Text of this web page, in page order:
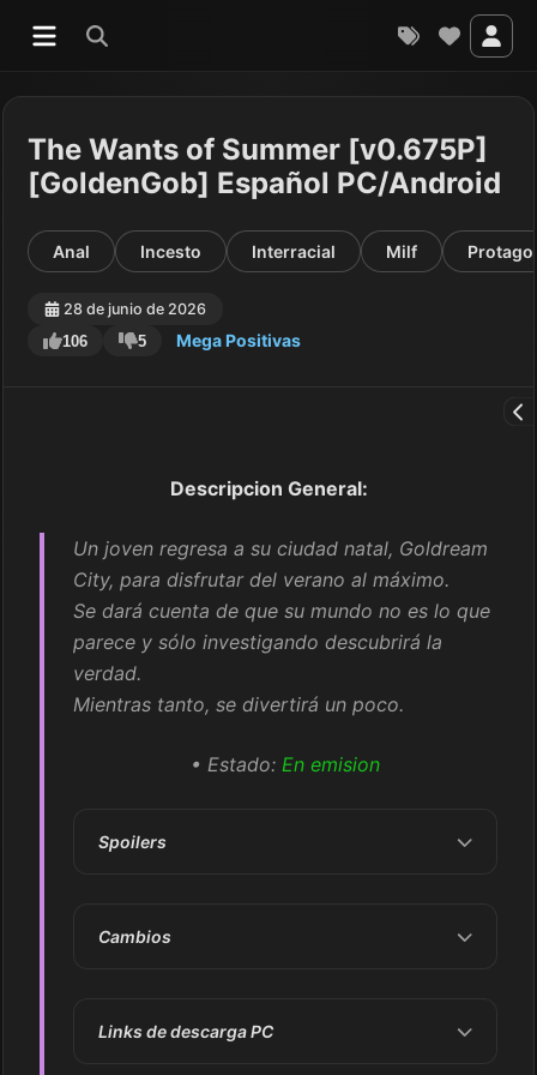
The Wants of Summer [v0.675P]
[GoldenGob] Español PC/Android
Anal Incesto Interracial Milf
28 de junio de 2026
106
5 Mega Positivas
Descripcion General:
Un joven regresa a su ciudad natal, Goldream
City, para disfrutar del verano al máximo.
Se dará cuenta de que su mundo no es lo que
parece y sólo investigando descubrirá la
verdad.
Mientras tanto, se divertirá un poco.
• Estado: En emision
Spoilers
Cambios
Links de descarga PC